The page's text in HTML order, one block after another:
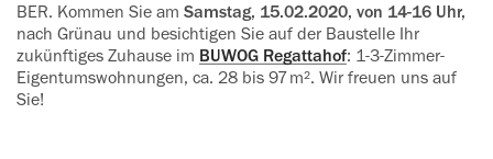
BER. Kommen Sie am Samstag, 15.02.2020, von 14-16 Uhr,
nach Grünau und besichtigen Sie auf der Baustelle Ihr
zukünftiges Zuhause im BUWOG Regattahof: 1-3-Zimmer-
Eigentumswohnungen, ca. 28 bis 97 m². Wir freuen uns auf
Sie!